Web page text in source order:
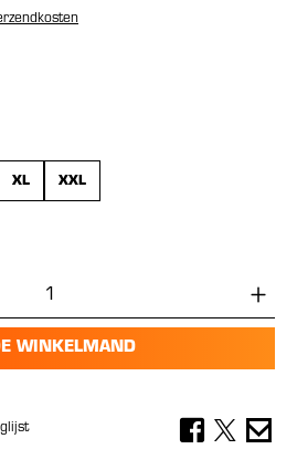
XL XXL
Voer de gewenste
WINKELMAND